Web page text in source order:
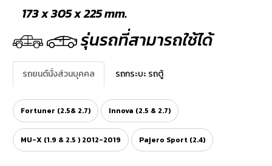
173 x 305 x 225 mm.
รุ่นรถที่สามารถใช้ได้
รถยนต์นั่งส่วนบุคคล รถกระบะ รถตู้
Fortuner (2.5& 2.7) Innova (2.5 & 2.7)
MU-X (1.9 & 2.5 ) 2012-2019 Pajero Sport (2.4)